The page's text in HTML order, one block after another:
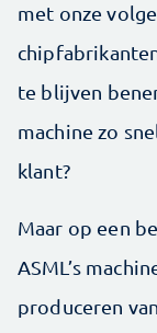
met onze
te blijven
machine zo
klant?
Maar op een
ASML’s
produceren